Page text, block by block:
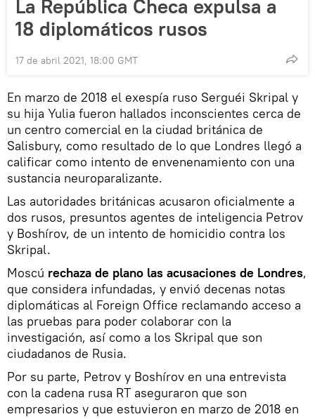
La República Checa expulsa a
18 diplomáticos rusos
17 de abril 2021, 18:00 GMT
En marzo de 2018 el exespía ruso Serguéi Skripal y
su hija Yulia fueron hallados inconscientes cerca de
un centro comercial en la ciudad británica de
Salisbury, como resultado de lo que Londres llegó a
calificar como intento de envenenamiento con una
sustancia neuroparalizante.
Las autoridades británicas acusaron oficialmente a
dos rusos, presuntos agentes de inteligencia Petrov
y Boshírov, de un intento de homicidio contra los
Skripal.
Moscú rechaza de plano las acusaciones de Londres,
que considera infundadas, y envió decenas notas
diplomáticas al Foreign Office reclamando acceso a
las pruebas para poder colaborar con la
investigación, así como a los Skripal que son
ciudadanos de Rusia.
Por su parte, Petrov y Boshírov en una entrevista
con la cadena rusa RT aseguraron que son
empresarios y que estuvieron en marzo de 2018 en